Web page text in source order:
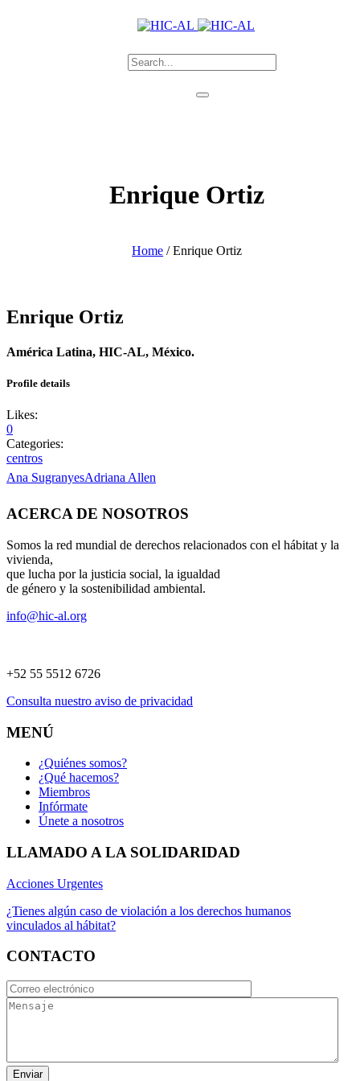
Enrique Ortiz
Home /Enrique Ortiz
Enrique Ortiz
América Latina, HIC-AL, México.
Profile details
Likes:
0
Categories:
centros
Ana SugranyesAdriana Allen
ACERCA DE NOSOTROS
Somos la red mundial de derechos relacionados con el hábitat y la
vivienda,
que lucha por la justicia social, la igualdad
de género y la sostenibilidad ambiental.
info@hic-al.org
+52 55 5512 6726
Consulta nuestro aviso de privacidad
MENÚ
¿Quiénes somos?
¿Qué hacemos?
Miembros
Infórmate
Únete a nosotros
LLAMADO A LA SOLIDARIDAD
Acciones Urgentes
¿Tienes algún caso de violación a los derechos humanos
vinculados al hábitat?
CONTACTO
Enviar